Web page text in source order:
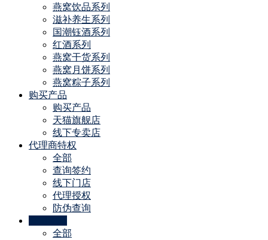
燕窝饮品系列
滋补养生系列
国潮钰酒系列
红酒系列
燕窝干货系列
燕窝月饼系列
燕窝粽子系列
购买产品
购买产品
天猫旗舰店
线下专卖店
代理商特权
全部
查询签约
线下门店
代理授权
防伪查询
全部